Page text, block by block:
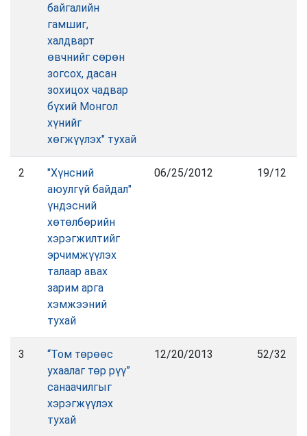
байгалийн
гамшиг,
халдварт
өвчнийг сөрөн
зогсох, дасан
зохицох чадвар
бүхий Монгол
хүнийг
хөгжүүлэх" тухай
2
"Хүнсний
аюулгүй байдал"
үндэсний
хөтөлбөрийн
хэрэгжилтийг
эрчимжүүлэх
талаар авах
зарим арга
хэмжээний
тухай
06/25/2012 19/12
3
“Том төрөөс
ухаалаг төр рүү”
санаачилгыг
хэрэгжүүлэх
тухай
12/20/2013 52/32